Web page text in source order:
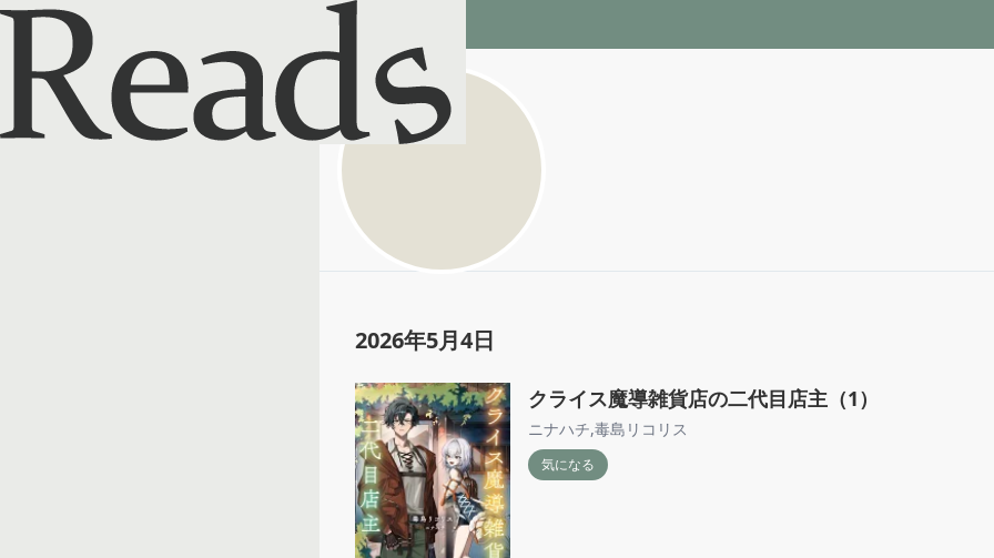
Reads - 読書のSNS＆記録アプリ
@
2026年5月4日
クライス魔導雑貨店の二代目店主（1）
ニナハチ,毒島リコリス
気になる